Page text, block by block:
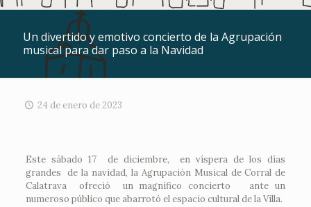
Un divertido y emotivo concierto de la Agrupación
musical para dar paso a la Navidad
24 de enero de 2023
Este sábado 17 de diciembre, en víspera de los días
grandes de la navidad, la Agrupación Musical de Corral de
Calatrava ofreció un magnífico concierto ante un
numeroso público que abarrotó el espacio cultural de la Villa.